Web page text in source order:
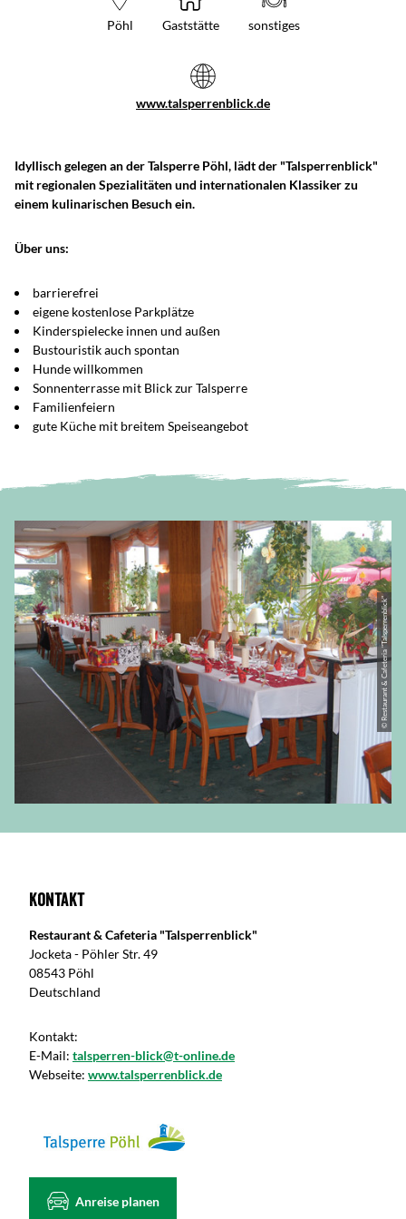
Pöhl Gaststätte sonstiges
www.talsperrenblick.de
Idyllisch gelegen an der Talsperre Pöhl, lädt der "Talsperrenblick"
mit regionalen Spezialitäten und internationalen Klassiker zu
einem kulinarischen Besuch ein.
Über uns:
barrierefrei
eigene kostenlose Parkplätze
Kinderspielecke innen und außen
Bustouristik auch spontan
Hunde willkommen
Sonnenterrasse mit Blick zur Talsperre
Familienfeiern
gute Küche mit breitem Speiseangebot
© Restaurant & Cafeteria "Talsperrenblick"
Kontakt
Restaurant & Cafeteria "Talsperrenblick"
Jocketa - Pöhler Str. 49
08543 Pöhl
Deutschland
Kontakt:
E-Mail: talsperren-blick@t-online.de
Webseite: www.talsperrenblick.de
Anreise planen